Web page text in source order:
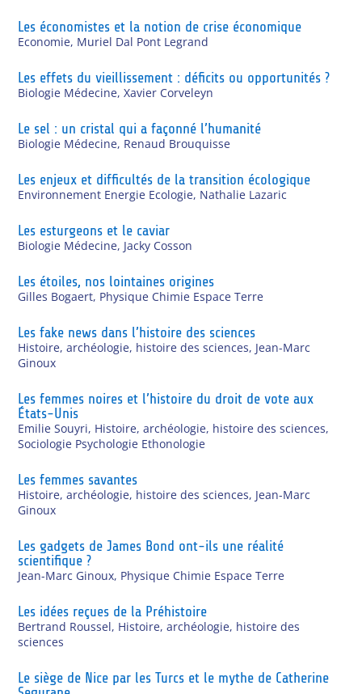
Les économistes et la notion de crise économique
Economie, Muriel Dal Pont Legrand
Les effets du vieillissement : déficits ou opportunités ?
Biologie Médecine,Xavier Corveleyn
Le sel : un cristal qui a façonné l’humanité
Biologie Médecine, Renaud Brouquisse
Les enjeux et difficultés de la transition écologique
Environnement Energie Ecologie, Nathalie Lazaric
Les esturgeons et le caviar
Biologie Médecine, Jacky Cosson
Les étoiles, nos lointaines origines
Gilles Bogaert, Physique Chimie Espace Terre
Les fake news dans l’histoire des sciences
Histoire, archéologie, histoire des sciences, Jean-Marc
Ginoux
Les femmes noires et l’histoire du droit de vote aux
États-Unis
Emilie Souyri, Histoire, archéologie, histoire des sciences,
Sociologie Psychologie Ethonologie
Les femmes savantes
Histoire, archéologie, histoire des sciences, Jean-Marc
Ginoux
Les gadgets de James Bond ont-ils une réalité
scientifique ?
Jean-Marc Ginoux, Physique Chimie Espace Terre
Les idées reçues de la Préhistoire
Bertrand Roussel, Histoire, archéologie, histoire des
sciences
Le siège de Nice par les Turcs et le mythe de Catherine